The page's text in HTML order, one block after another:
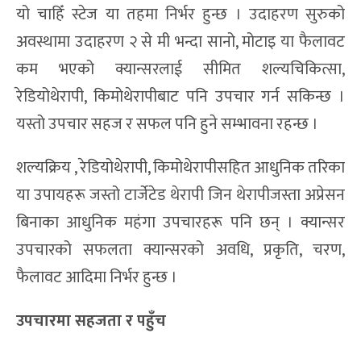
यो चाहिँ स्टेज या तहमा निर्भर हुन्छ । उदाहरण सुरुको
अवस्थामा उदाहरण २ से मी भन्दा सानो, मोटाइ या फैलावट
कम भएको क्यान्सरलाई सीमित शल्यचिकित्सा,
रेडियोथेरापी, किमोथेरापीबाट पनि उपचार गर्न सकिन्छ ।
यस्तो उपचार सहज र सफल पनि हुने सम्भावना रहन्छ ।
शल्यक्रिय , रेडियोथेरापी, किमोथेरापीसहित आधुनिक तरिका
या उपायहरू जस्तो टार्जेटेड थेरापी जिन थेरापीजस्ता अप्रेसन
बिनाका आधुनिक महंगा उपचारहरू पनि छन् । क्यान्सर
उपचारको सफलता क्यान्सरको अवधि, प्रकृति, चरण,
फैलावट आदिमा निर्भर हुन्छ ।
उपचारमा सहजता र पहुँच